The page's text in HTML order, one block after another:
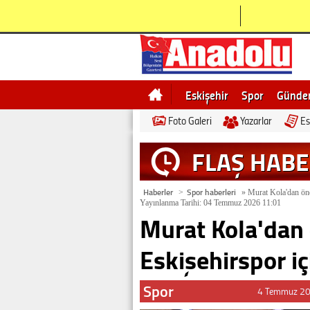
Eskişehir Spor
Bilecik
Ne demek
Foto Galeri Yazarlar
FLAŞ
Haberler > Spor haberleri » Murat Kola'dan
Yayınlanma Tarihi: 04 Temmuz 2026 11:01
Murat
Eskişehirspor
Spor 4 Temmuz